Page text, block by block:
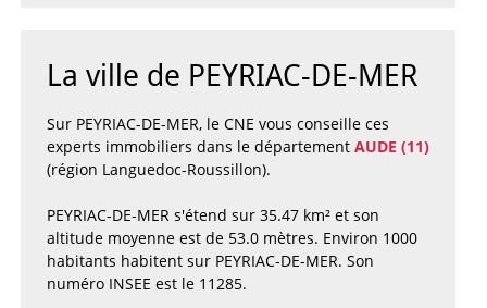
La ville de PEYRIAC-DE-MER
Sur PEYRIAC-DE-MER, le CNE vous conseille ces
experts immobiliers dans le département AUDE (11)
(région Languedoc-Roussillon).
PEYRIAC-DE-MER s'étend sur 35.47 km² et son
altitude moyenne est de 53.0 mètres. Environ 1000
habitants habitent sur PEYRIAC-DE-MER. Son
numéro INSEE est le 11285.